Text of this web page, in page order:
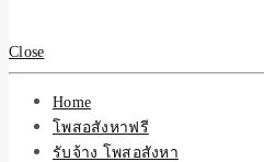
Close
Home
โพสอสังหาฟรี
รับจ้าง โพสอสังหา